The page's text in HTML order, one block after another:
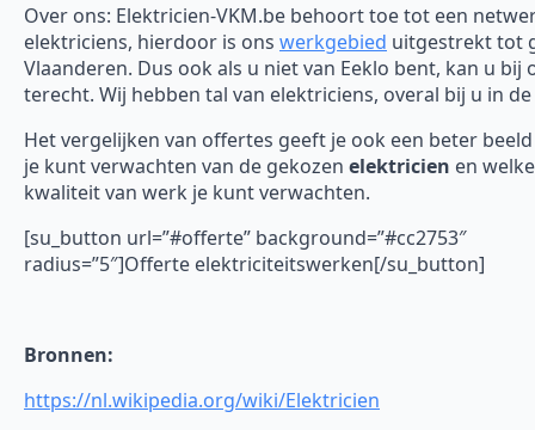
Over ons: Elektricien-VKM.be behoort toe tot een
elektriciens, hierdoor is ons werkgebied uitgestrekt tot
Vlaanderen. Dus ook als u niet van Eeklo bent, kan u bij
terecht. Wij hebben tal van elektriciens, overal bij u in
Het vergelijken van offertes geeft je ook een beter
je kunt verwachten van de gekozen elektricien en welke
kwaliteit van werk je kunt verwachten.
[su_button url=”#offerte” background=”#cc2753″
radius=”5″]Offerte elektriciteitswerken[/su_button]
Bronnen:
https://nl.wikipedia.org/wiki/Elektricien